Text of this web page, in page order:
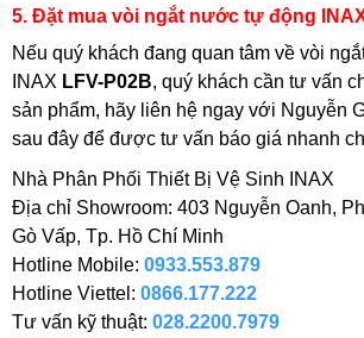
5. Đặt mua vòi ngắt nước tự động
Nếu quý khách đang quan tâm về vòi
INAX LFV-P02B, quý khách cần tư vấn
sản phẩm, hãy liên hệ ngay với Nguyễn
sau đây để được tư vấn báo giá nhanh
Nhà Phân Phối Thiết Bị Vệ Sinh INAX
Địa chỉ Showroom: 403 Nguyễn Oanh,
Gò Vấp, Tp. Hồ Chí Minh
Hotline Mobile: 0933.553.879
Hotline Viettel: 0866.177.222
Tư vấn kỹ thuật: 028.2200.7979